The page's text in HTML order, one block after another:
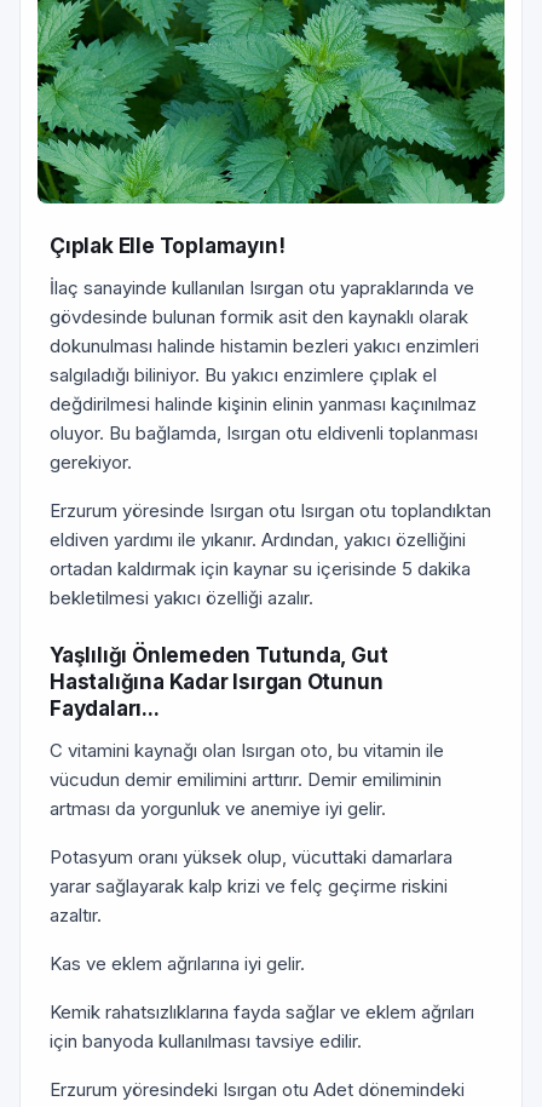
Çıplak Elle Toplamayın!
İlaç sanayinde kullanılan Isırgan otu yapraklarında ve
gövdesinde bulunan formik asit den kaynaklı olarak
dokunulması halinde histamin bezleri yakıcı enzimleri
salgıladığı biliniyor. Bu yakıcı enzimlere çıplak el
değdirilmesi halinde kişinin elinin yanması kaçınılmaz
oluyor. Bu bağlamda, Isırgan otu eldivenli toplanması
gerekiyor.
Erzurum yöresinde Isırgan otu Isırgan otu toplandıktan
eldiven yardımı ile yıkanır. Ardından, yakıcı özelliğini
ortadan kaldırmak için kaynar su içerisinde 5 dakika
bekletilmesi yakıcı özelliği azalır.
Yaşlılığı Önlemeden Tutunda, Gut
Hastalığına Kadar Isırgan Otunun
Faydaları...
C vitamini kaynağı olan Isırgan oto, bu vitamin ile
vücudun demir emilimini arttırır. Demir emiliminin
artması da yorgunluk ve anemiye iyi gelir.
Potasyum oranı yüksek olup, vücuttaki damarlara
yarar sağlayarak kalp krizi ve felç geçirme riskini
azaltır.
Kas ve eklem ağrılarına iyi gelir.
Kemik rahatsızlıklarına fayda sağlar ve eklem ağrıları
için banyoda kullanılması tavsiye edilir.
Erzurum yöresindeki Isırgan otu Adet dönemindeki